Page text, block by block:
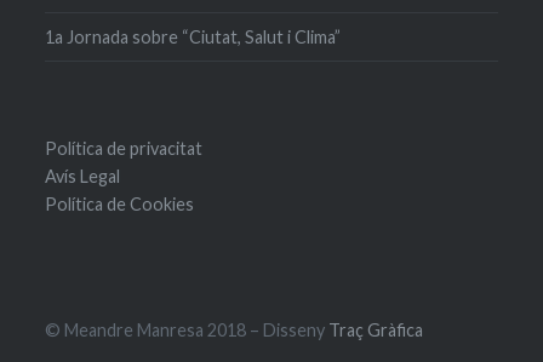
1a Jornada sobre “Ciutat, Salut i Clima”
Política de privacitat
Avís Legal
Política de Cookies
© Meandre Manresa 2018 – Disseny Traç Gràfica